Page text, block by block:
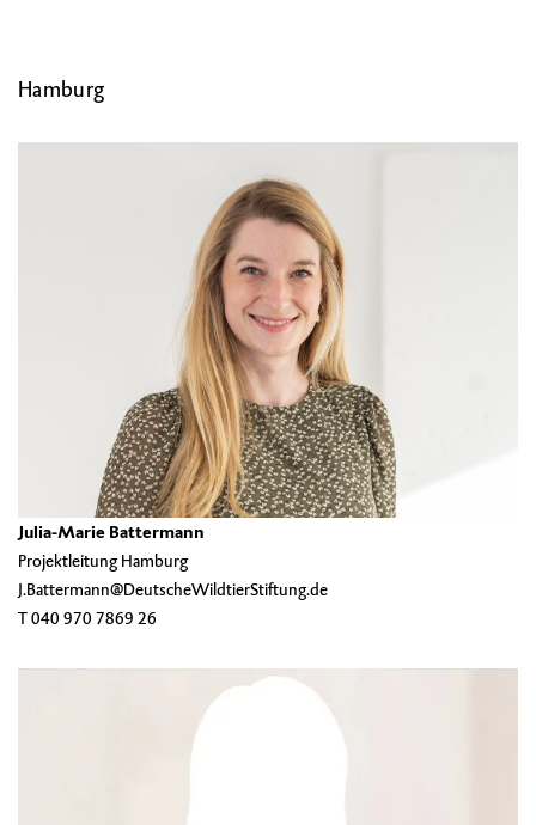
Hamburg
Julia-Marie Battermann
Projektleitung Hamburg
J.Battermann@DeutscheWildtierStiftung.de
T 040 970 7869 26